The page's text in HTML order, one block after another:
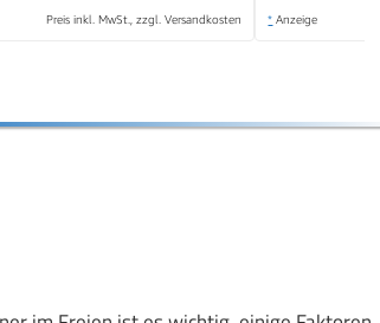
Preis inkl. MwSt., zzgl. Versandkosten * Anzeige